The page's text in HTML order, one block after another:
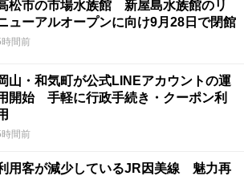
松市の市場水族館 新屋島水族館のリ
ューアルオープンに向け9月28日で閉館
間前
山・和気町が公式LINEアカウントの運
開始 手軽に行政手続き・クーポン利
間前
用客が減少しているJR因美線 魅力再